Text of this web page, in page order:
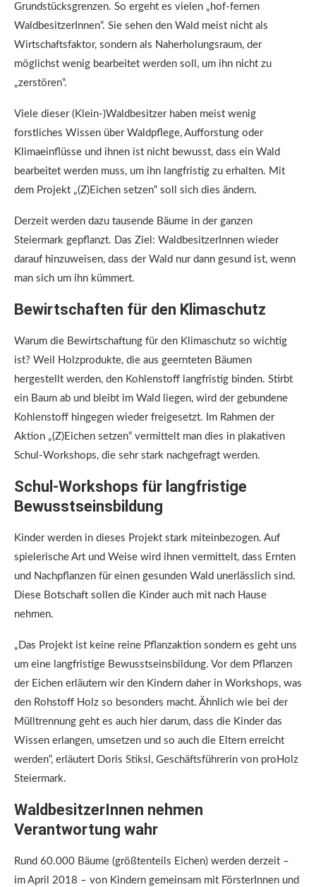
Grundstücksgrenzen. So ergeht es vielen „hof-fernen
WaldbesitzerInnen“. Sie sehen den Wald meist nicht als
Wirtschaftsfaktor, sondern als Naherholungsraum, der
möglichst wenig bearbeitet werden soll, um ihn nicht zu
„zerstören“.
Viele dieser (Klein-)Waldbesitzer haben meist wenig
forstliches Wissen über Waldpflege, Aufforstung oder
Klimaeinflüsse und ihnen ist nicht bewusst, dass ein Wald
bearbeitet werden muss, um ihn langfristig zu erhalten. Mit
dem Projekt „(Z)Eichen setzen“ soll sich dies ändern.
Derzeit werden dazu tausende Bäume in der ganzen
Steiermark gepflanzt. Das Ziel: WaldbesitzerInnen wieder
darauf hinzuweisen, dass der Wald nur dann gesund ist, wenn
man sich um ihn kümmert.
Bewirtschaften für den Klimaschutz
Warum die Bewirtschaftung für den Klimaschutz so wichtig
ist? Weil Holzprodukte, die aus geernteten Bäumen
hergestellt werden, den Kohlenstoff langfristig binden. Stirbt
ein Baum ab und bleibt im Wald liegen, wird der gebundene
Kohlenstoff hingegen wieder freigesetzt. Im Rahmen der
Aktion „(Z)Eichen setzen“ vermittelt man dies in plakativen
Schul-Workshops, die sehr stark nachgefragt werden.
Schul-Workshops für langfristige
Bewusstseinsbildung
Kinder werden in dieses Projekt stark miteinbezogen. Auf
spielerische Art und Weise wird ihnen vermittelt, dass Ernten
und Nachpflanzen für einen gesunden Wald unerlässlich sind.
Diese Botschaft sollen die Kinder auch mit nach Hause
nehmen.
„Das Projekt ist keine reine Pflanzaktion sondern es geht uns
um eine langfristige Bewusstseinsbildung. Vor dem Pflanzen
der Eichen erläutern wir den Kindern daher in Workshops, was
den Rohstoff Holz so besonders macht. Ähnlich wie bei der
Mülltrennung geht es auch hier darum, dass die Kinder das
Wissen erlangen, umsetzen und so auch die Eltern erreicht
werden“, erläutert Doris Stiksl, Geschäftsführerin von proHolz
Steiermark.
WaldbesitzerInnen nehmen
Verantwortung wahr
Rund 60.000 Bäume (größtenteils Eichen) werden derzeit –
im April 2018 – von Kindern gemeinsam mit FörsterInnen und